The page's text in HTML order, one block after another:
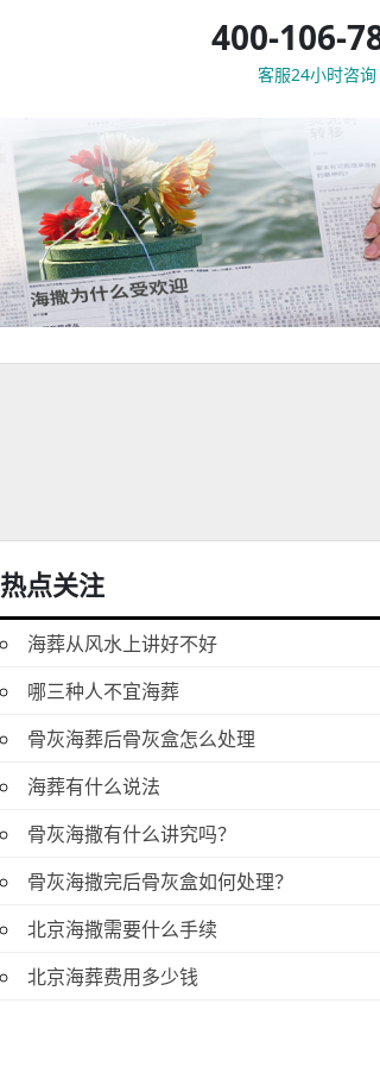
400-106-
客服24小时咨询
热点关注
海葬从风水上讲好不好
哪三种人不宜海葬
骨灰海葬后骨灰盒怎么处理
海葬有什么说法
骨灰海撒有什么讲究吗？
骨灰海撒完后骨灰盒如何处理？
北京海撒需要什么手续
北京海葬费用多少钱